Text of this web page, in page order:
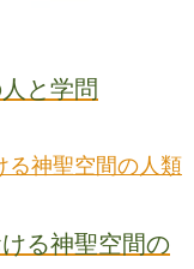
と学問
る神聖空間の